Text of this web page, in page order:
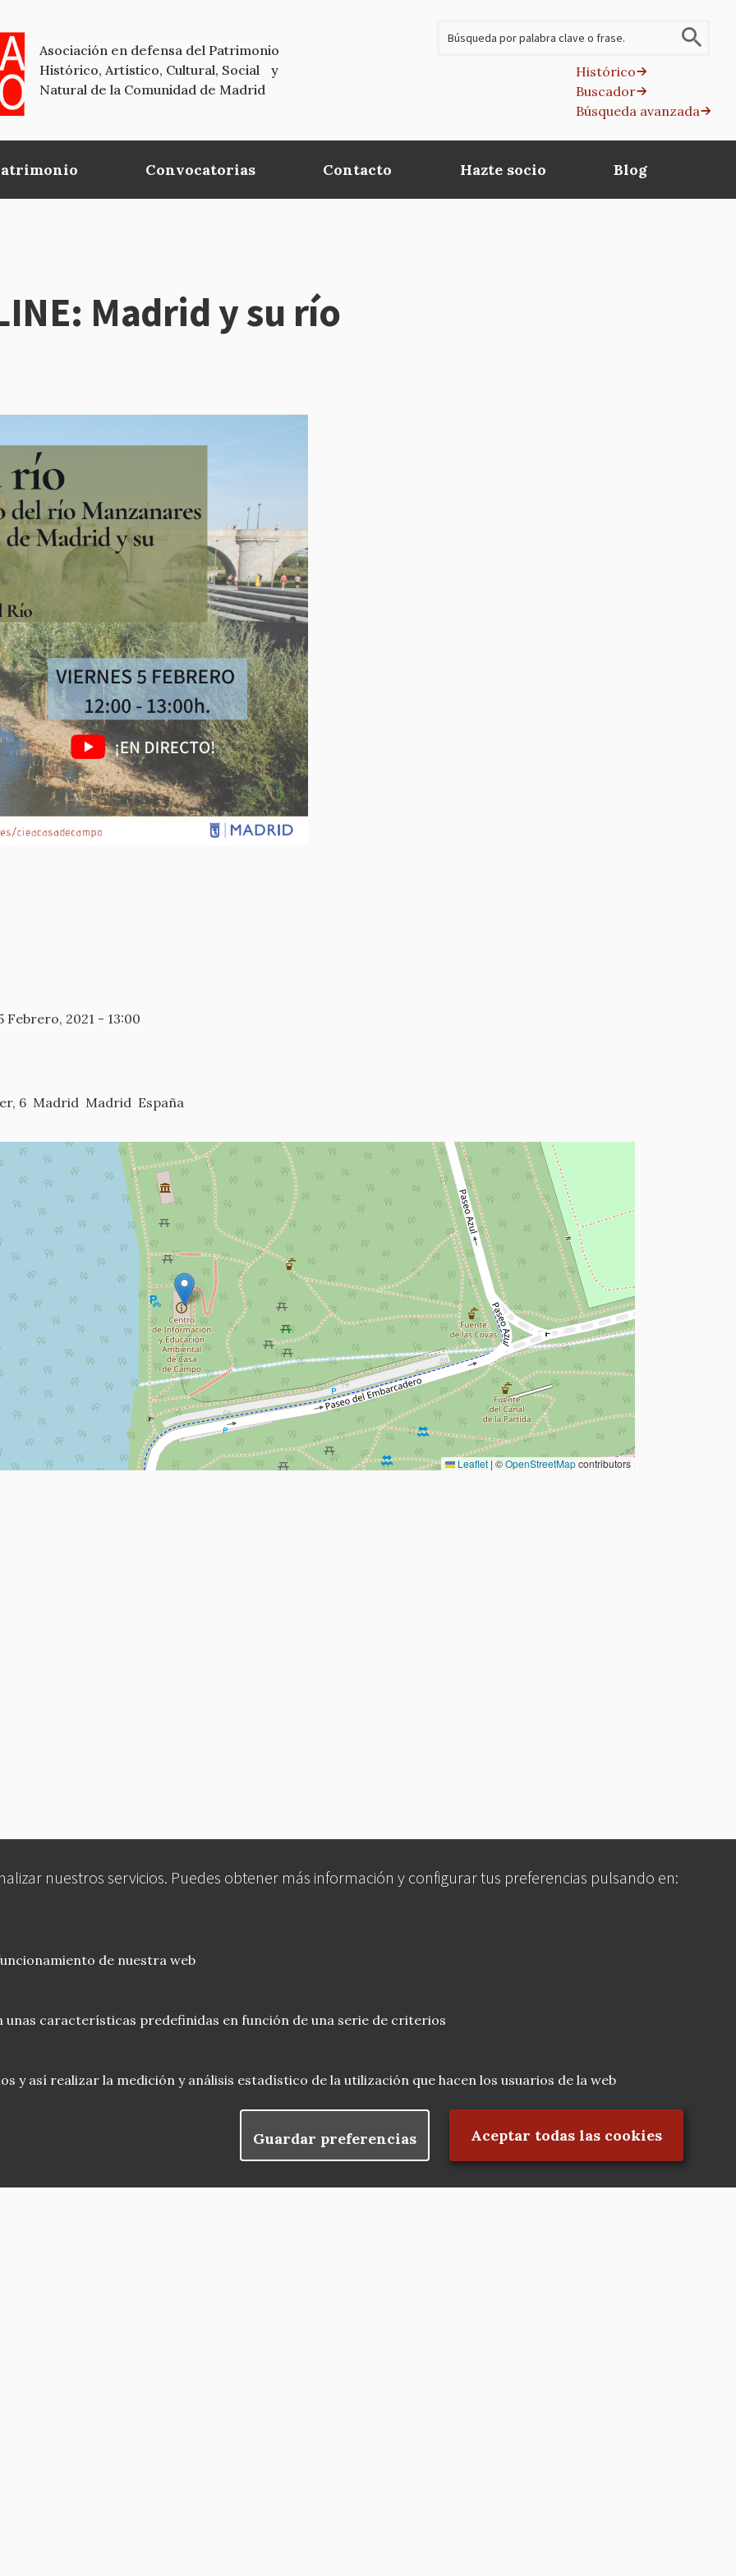
nuestros servicios. Puedes obtener más información y configurar tus preferencias pulsando en:
de nuestra web
unas características predefinidas en función de una serie de criterios
y así realizar la medición y análisis estadístico de la utilización que hacen los usuarios de la web
Guardar preferencias Aceptar todas las cookies
Rechazar el consentimiento
Asociación en defensa del Patrimonio
Histórico, Artístico, Cultural, Social y
Natural de la Comunidad de Madrid
Histórico
Buscador
Búsqueda avanzada
Convocatorias Contacto Hazte socio Blog
Madrid y su río
Febrero, 2021 - 13:00
6 Madrid Madrid España
Leaflet | ©OpenStreetMapcontributors